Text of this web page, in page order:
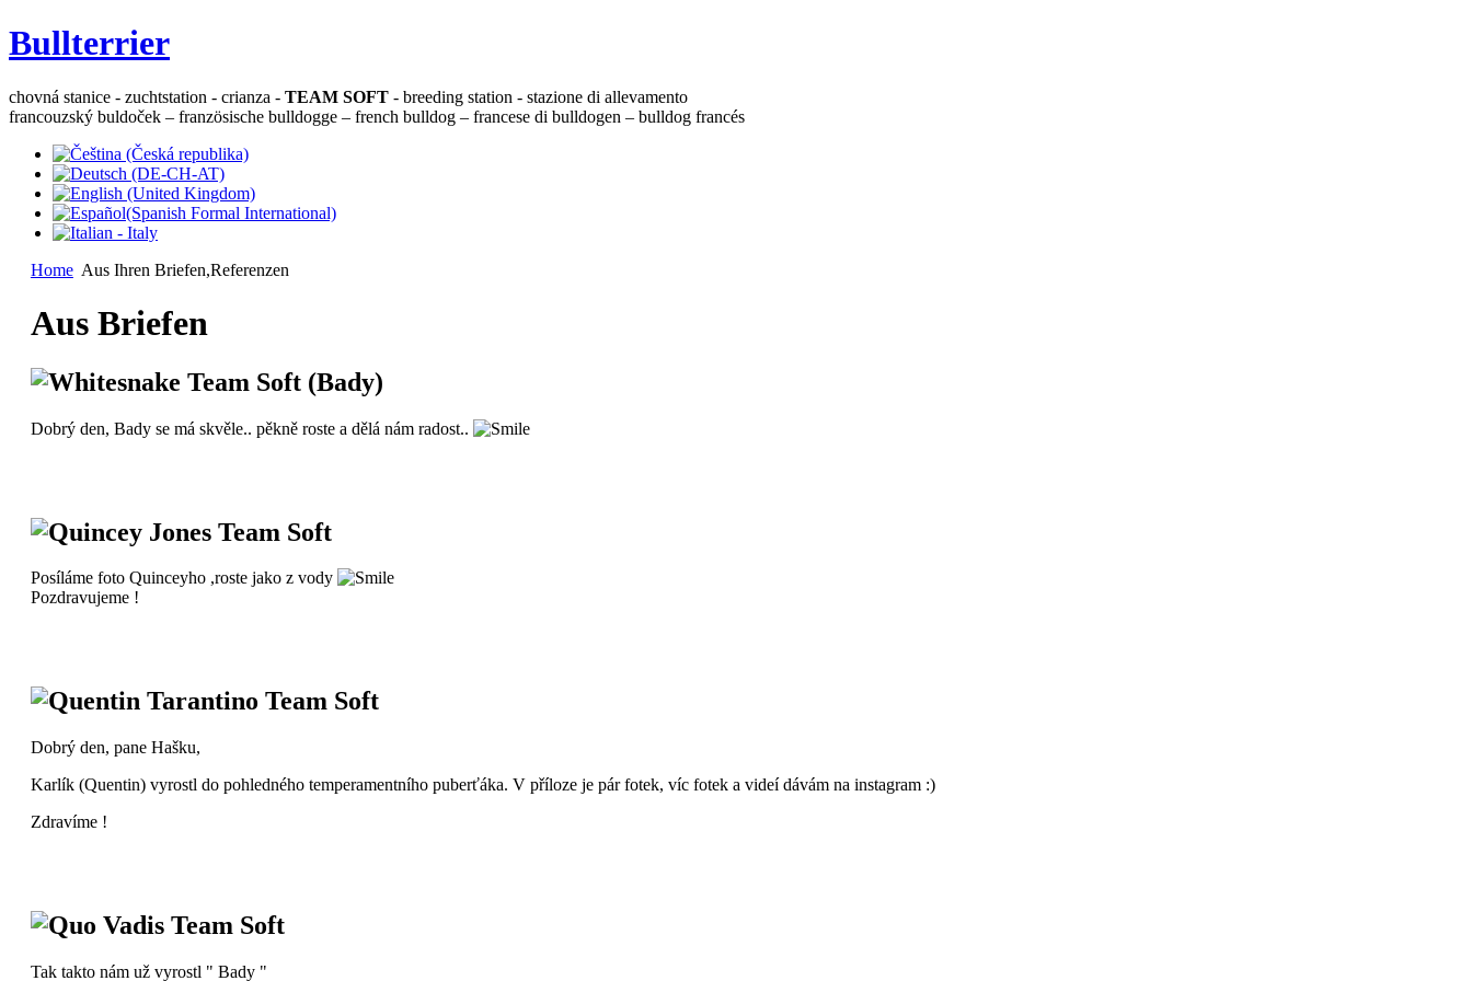
Bullterrier
chovná stanice - zuchtstation - crianza - TEAM SOFT - breeding station - stazione di allevamento
francouzský buldoček – französische bulldogge – french bulldog – francese di bulldogen – bulldog francés
Home Aus Ihren Briefen,Referenzen
Aus Briefen
Whitesnake Team Soft (Bady)
Dobrý den, Bady se má skvěle.. pěkně roste a dělá nám radost..
Quincey Jones Team Soft
Posíláme foto Quinceyho ,roste jako z vody
Pozdravujeme !
Quentin Tarantino Team Soft
Dobrý den, pane Hašku,
Karlík (Quentin) vyrostl do pohledného temperamentního puberťáka. V příloze je pár fotek, víc fotek a videí dávám na instagram :)
Zdravíme !
Quo Vadis Team Soft
Tak takto nám už vyrostl " Bady "